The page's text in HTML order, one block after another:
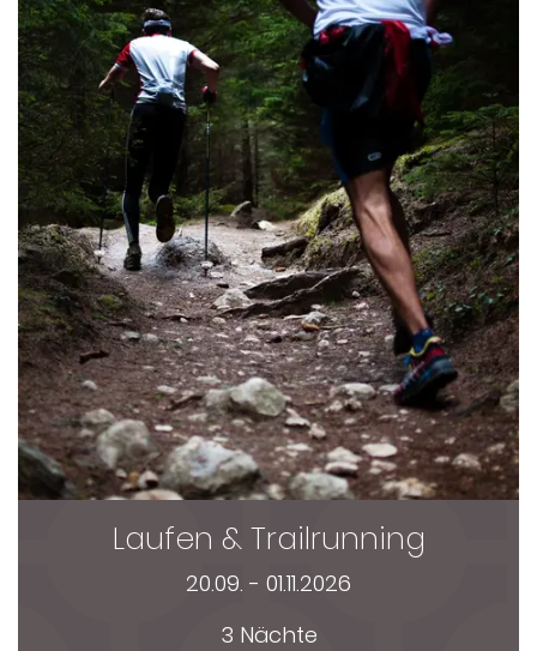
Laufen & Trailrunning
20.09. - 01.11.2026
3 Nächte